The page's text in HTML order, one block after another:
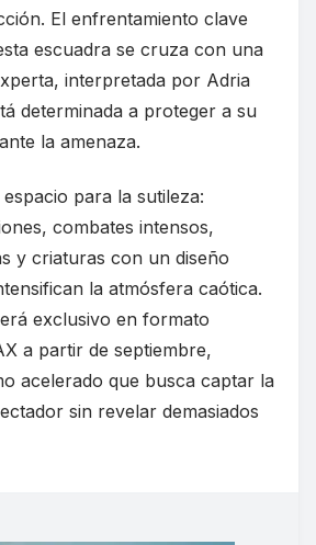
El enfrentamiento clave
escuadra se cruza con una
interpretada por Adria
determinada a proteger a su
la amenaza.
para la sutileza:
combates intensos,
y criaturas con un diseño
la atmósfera caótica.
exclusivo en formato
a partir de septiembre,
acelerado que busca captar la
sin revelar demasiados